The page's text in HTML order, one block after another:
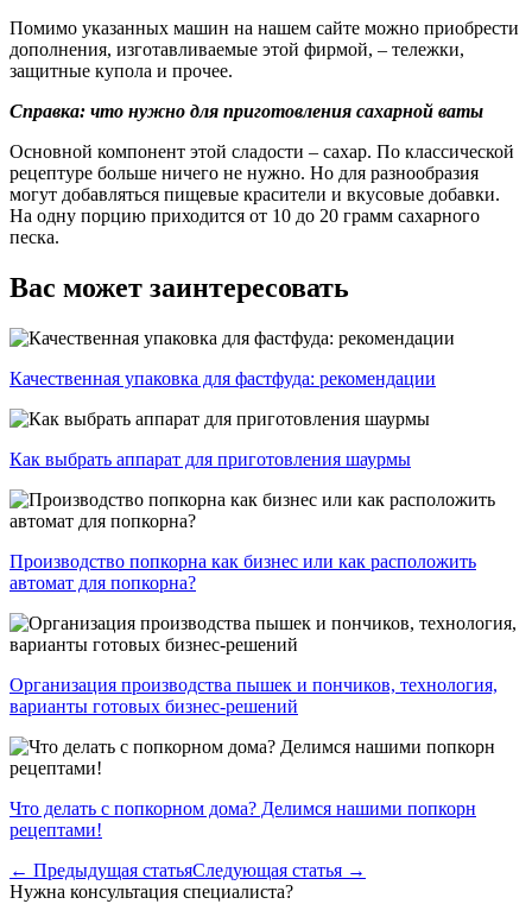
Помимо указанных машин на нашем сайте можно приобрести
дополнения, изготавливаемые этой фирмой, – тележки,
защитные купола и прочее.
Справка: что нужно для приготовления сахарной ваты
Основной компонент этой сладости – сахар. По классической
рецептуре больше ничего не нужно. Но для разнообразия
могут добавляться пищевые красители и вкусовые добавки.
На одну порцию приходится от 10 до 20 грамм сахарного
песка.
Вас может заинтересовать
Качественная упаковка для фастфуда: рекомендации
Как выбрать аппарат для приготовления шаурмы
Производство попкорна как бизнес или как расположить
автомат для попкорна?
Организация производства пышек и пончиков, технология,
варианты готовых бизнес-решений
Что делать с попкорном дома? Делимся нашими попкорн
рецептами!
← Предыдущая статьяСледующая статья →
Нужна консультация специалиста?